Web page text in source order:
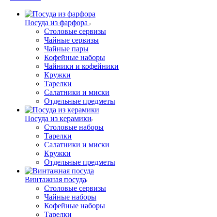
Посуда из фарфора
Столовые сервизы
Чайные сервизы
Чайные пары
Кофейные наборы
Чайники и кофейники
Кружки
Тарелки
Салатники и миски
Отдельные предметы
Посуда из керамики
Столовые наборы
Тарелки
Салатники и миски
Кружки
Отдельные предметы
Винтажная посуда
Столовые сервизы
Чайные наборы
Кофейные наборы
Тарелки